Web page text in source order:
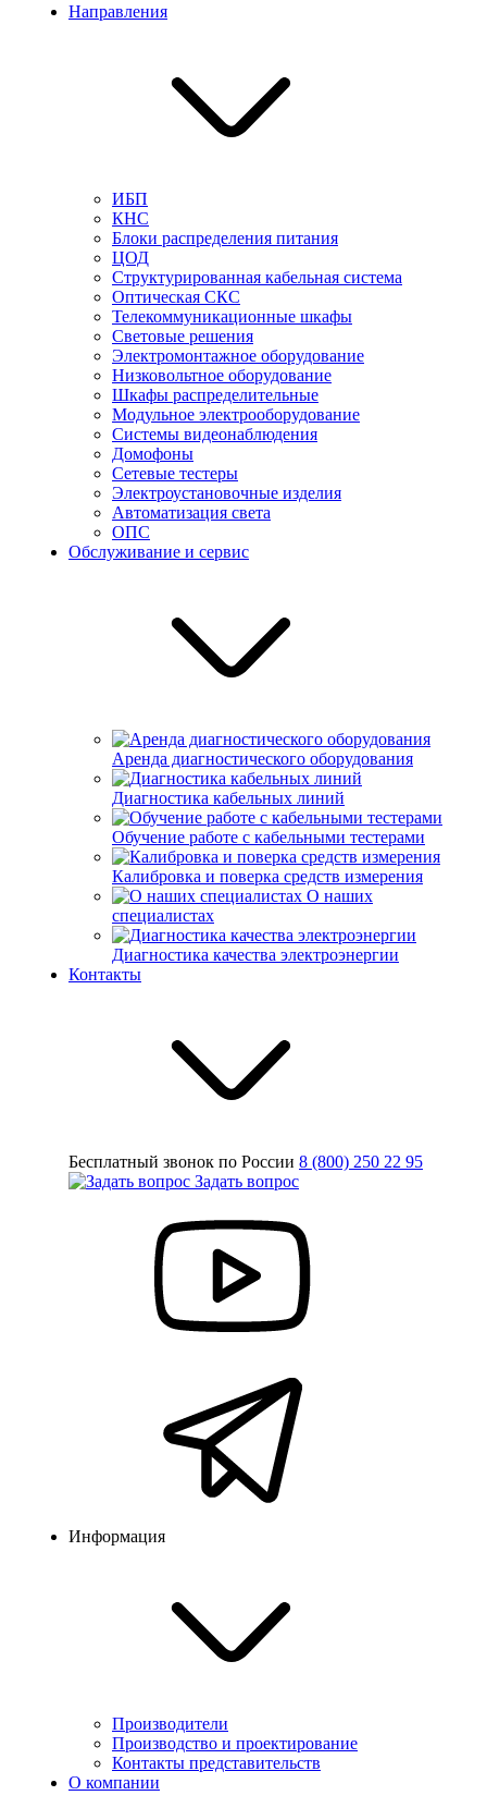
Направления
ИБП
КНС
Блоки распределения питания
ЦОД
Структурированная кабельная система
Оптическая СКС
Телекоммуникационные шкафы
Световые решения
Электромонтажное оборудование
Низковольтное оборудование
Шкафы распределительные
Модульное электрооборудование
Системы видеонаблюдения
Домофоны
Сетевые тестеры
Электроустановочные изделия
Автоматизация света
ОПС
Обслуживание и сервис
Аренда диагностического оборудования
Диагностика кабельных линий
Обучение работе с кабельными тестерами
Калибровка и поверка средств измерения
О наших
специалистах
Диагностика качества электроэнергии
Контакты
Бесплатный звонок по России 8 (800) 250 22 95
Задать вопрос
Информация
Производители
Производство и проектирование
Контакты представительств
О компании